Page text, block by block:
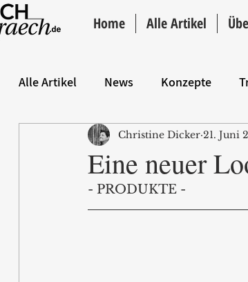
Home Alle Artikel
Alle Artikel News Konzepte
Hintergrund ANZEIGE Intro
Eine neuer
Christine Dicker 21. Juni
- PRODUKTE -